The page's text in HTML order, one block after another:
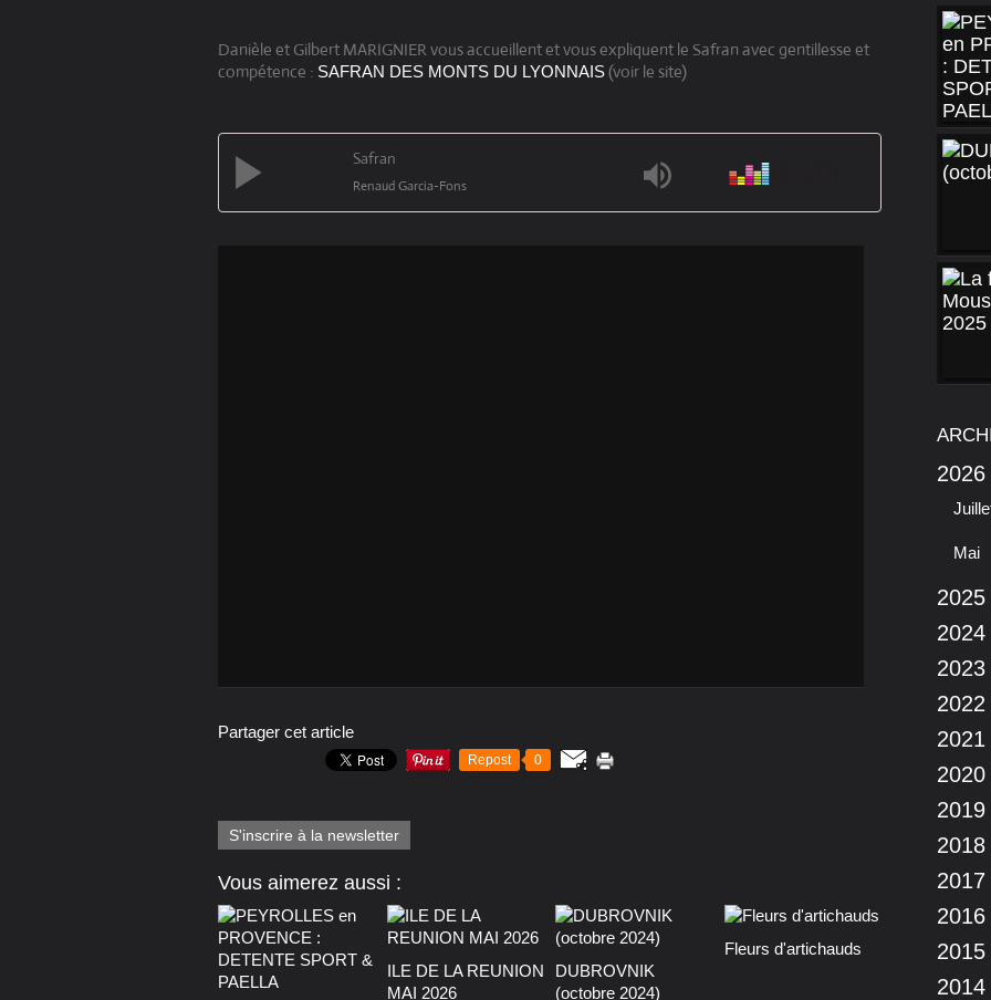
Danièle et Gilbert MARIGNIER vous accueillent et vous expliquent le Safran avec gentillesse et
compétence : SAFRAN DES MONTS DU LYONNAIS(voir le site)
Safran
Renaud Garcia-Fons
Partager cet article
Repost 0
S'inscrire à la newsletter
Vous aimerez aussi :
ILE DE LA REUNION
MAI 2026
DUBROVNIK
(octobre 2024)
Fleurs d'artichauds
2026
Mai
2025
2024
2023
2022
2021
2020
2019
2018
2017
2016
2015
2014